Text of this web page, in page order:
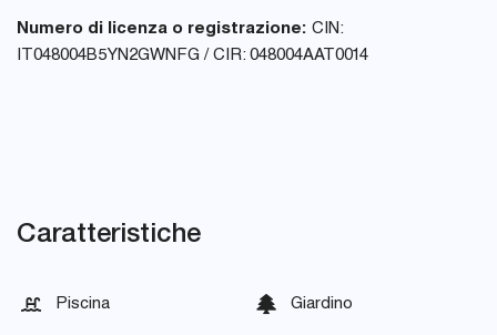
Numero di licenza o registrazione: CIN:
IT048004B5YN2GWNFG / CIR: 048004AAT0014
Caratteristiche
Piscina Giardino